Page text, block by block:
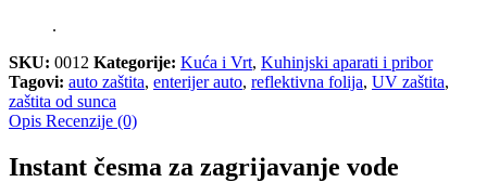
.
SKU: 0012 Kategorije: Kuća i Vrt, Kuhinjski aparati i pribor
Tagovi: auto zaštita, enterijer auto, reflektivna folija, UV zaštita,
zaštita od sunca
Opis Recenzije (0)
Instant česma za zagrijavanje vode